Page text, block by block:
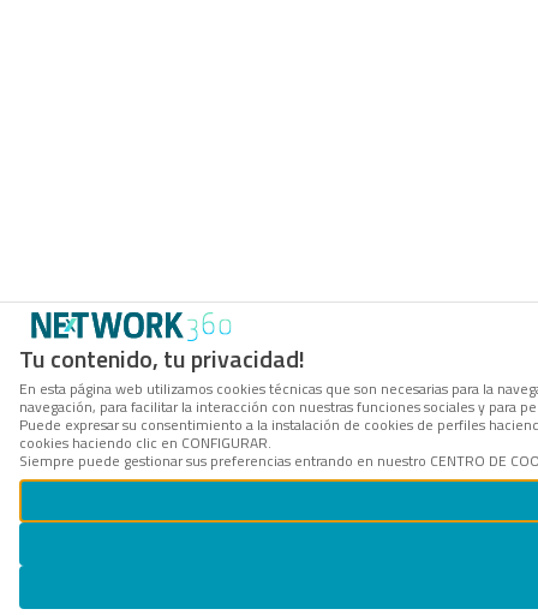
Tu contenido, tu privacidad!
En esta página web utilizamos cookies técnicas que son necesarias para la
navegación, para facilitar la interacción con nuestras funciones sociales y
Puede expresar su consentimiento a la instalación de cookies de perfiles
cookies haciendo clic en CONFIGURAR.
Siempre puede gestionar sus preferencias entrando en nuestro CENTRO DE